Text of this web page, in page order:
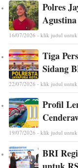
Polres
16/07/2026 - klik judul untuk
Tiga
Sidang
22/07/2026 - klik judul untuk
Profil
19/07/2026 - klik judul untuk
BRI